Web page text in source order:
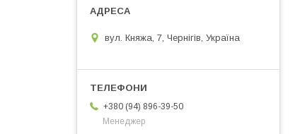
вул. Княжа, 7, Чернігів, Україна
+380 (94) 896-39-50
Менеджер